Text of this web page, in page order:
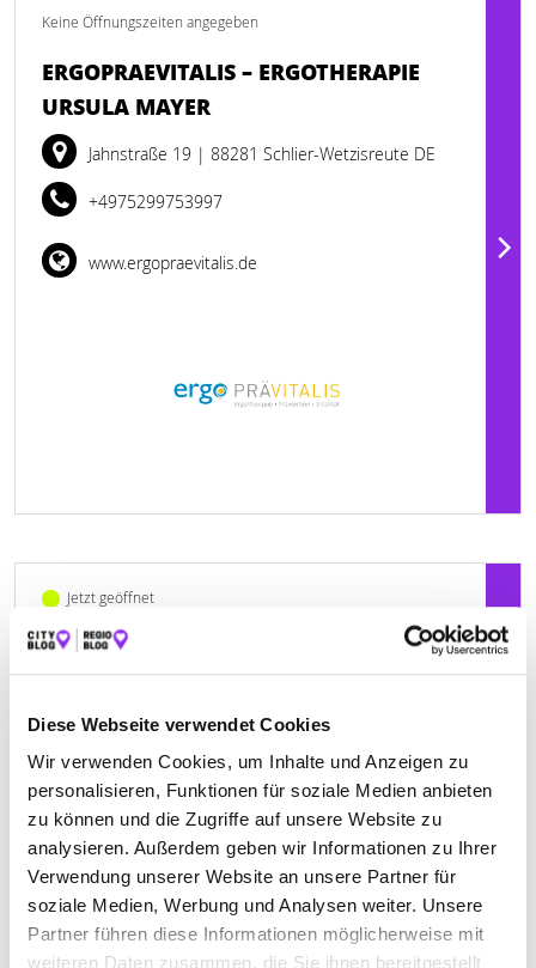
Diese Webseite verwendet Cookies
Wir verwenden Cookies, um Inhalte und Anzeigen zu
personalisieren, Funktionen für soziale Medien anbieten
zu können und die Zugriffe auf unsere Website zu
analysieren. Außerdem geben wir Informationen zu Ihrer
Verwendung unserer Website an unsere Partner für
soziale Medien, Werbung und Analysen weiter. Unsere
Partner führen diese Informationen möglicherweise mit
weiteren Daten zusammen, die Sie ihnen bereitgestellt
Keine Öffnungszeiten angegeben
ERGOPRAEVITALIS – ERGOTHERAPIE
URSULA MAYER
Jahnstraße 19 | 88281 Schlier-Wetzisreute DE
+4975299753997
www.ergopraevitalis.de
Jetzt geöffnet
THERAPIEPUNKT RAVENSBURG
www.therapiepunkt-rv.de
Keine Öffnungszeiten angegeben